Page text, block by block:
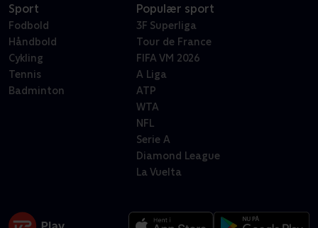
Sport
Fodbold
Håndbold
Cykling
Tennis
Badminton
Populær sport
3F Superliga
Tour de France
FIFA VM 2026
A Liga
ATP
WTA
NFL
Serie A
Diamond League
La Vuelta